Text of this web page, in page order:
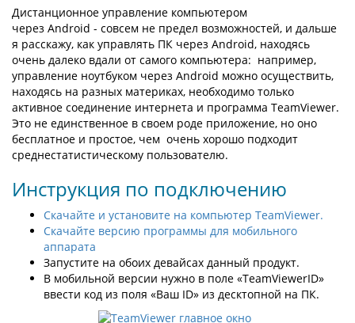
Дистанционное управление компьютером
через Android - совсем не предел возможностей, и дальше
я расскажу, как управлять ПК через Android, находясь
очень далеко вдали от самого компьютера: например,
управление ноутбуком через Android можно осуществить,
находясь на разных материках, необходимо только
активное соединение интернета и программа TeamViewer.
Это не единственное в своем роде приложение, но оно
бесплатное и простое, чем очень хорошо подходит
среднестатистическому пользователю.
Инструкция по подключению
Скачайте и установите на компьютер TeamViewer.
Скачайте версию программы для мобильного
аппарата
Запустите на обоих девайсах данный продукт.
В мобильной версии нужно в поле «TeamViewerID»
ввести код из поля «Ваш ID» из десктопной на ПК.